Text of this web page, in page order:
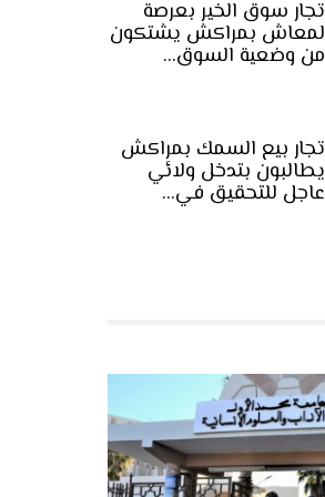
تجار سوق الخير بعرصة
لمعاش بمراكش يشتكون
من وضعية السوق…
تجار بيع السمك بمراكش
يطالبون بتدخل ولائي
عاجل للتحقيق في…